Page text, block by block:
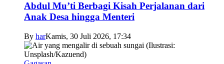
Abdul Mu’ti Berbagi Kisah Perjalanan dari
Anak Desa hingga Menteri
By harKamis, 30 Juli 2026, 17:34